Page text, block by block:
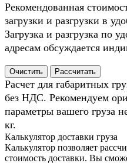
Рекомендованная
загрузки и разгрузки в
Загрузка и разгрузка по
адресам обсуждается
Очистить Рассчитать
Расчет для габаритных
без НДС. Рекомендуем
параметры вашего груза
кг.
Калькулятор доставки груза
Калькулятор позволяет
стоимость доставки. Вы